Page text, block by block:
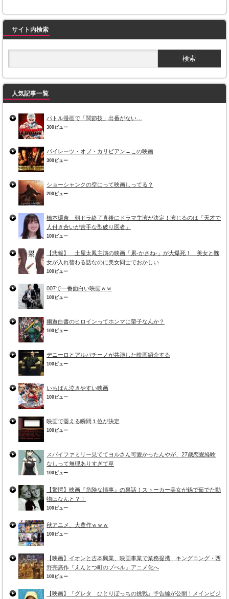
サイト内検索
人気記事一覧
バトル漫画で「関節技」出番がない…
300ビュー
パイレーツ・オブ・カリビアン←この映画
300ビュー
ショーシャンクの空にって映画しってる？
200ビュー
橋本環奈 朝ドラ終了直後にドラマ主演が決定！演じるのは「天才で
人付き合いが苦手な型破り医者」
100ビュー
【悲報】 土屋太鳳主演の映画「累-かさね-」が大爆死！ 美女と醜
女が入れ替わる話なのに美女同士でおかしい
100ビュー
007で一番面白い映画ｗｗ
100ビュー
幽遊白書のヒロインってホンマに螢子なんか？
100ビュー
デニーロとアルパチーノが共演した映画紹介する
100ビュー
いちばん泣きやすい映画
100ビュー
映画で萎える瞬間１位が決定
100ビュー
スパイファミリー見ててヨルさん可愛かったんやが、27歳恋愛経験
なしって無理ありすぎて草
100ビュー
【驚愕】映画『危険な情事』の裏話！ストーカー美女が鍋で茹でた動
物はなんと？！
100ビュー
秋アニメ、大豊作ｗｗｗ
100ビュー
【映画】イオンと吉本興業、映画事業で業務提携 キングコング・西
野亮廣作『えんとつ町のプぺル』アニメ化へ
100ビュー
【映画】『グレタ ひとりぼっちの挑戦』予告編が公開！メインビジ